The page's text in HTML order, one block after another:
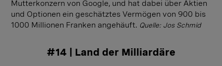
Mutterkonzern von Google, und hat dabei über Aktien
und Optionen ein geschätztes Vermögen von 900 bis
1000 Millionen Franken angehäuft. Quelle: Jos Schmid
#14 | Land der Milliardäre